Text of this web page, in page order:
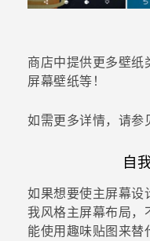
商店中提供更多壁纸
屏幕壁纸等！
如需更多详情，请参
自
如果想要使主屏幕设
我风格主屏幕布局，
能使用趣味贴图来替